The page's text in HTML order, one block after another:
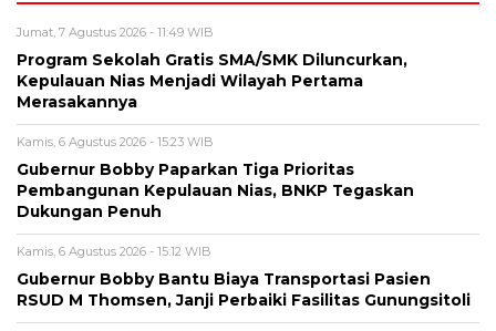
Jumat, 7 Agustus 2026 - 11:49 WIB
Program Sekolah Gratis SMA/SMK Diluncurkan,
Kepulauan Nias Menjadi Wilayah Pertama
Merasakannya
Kamis, 6 Agustus 2026 - 15:23 WIB
Gubernur Bobby Paparkan Tiga Prioritas
Pembangunan Kepulauan Nias, BNKP Tegaskan
Dukungan Penuh
Kamis, 6 Agustus 2026 - 15:12 WIB
Gubernur Bobby Bantu Biaya Transportasi Pasien
RSUD M Thomsen, Janji Perbaiki Fasilitas Gunungsitoli